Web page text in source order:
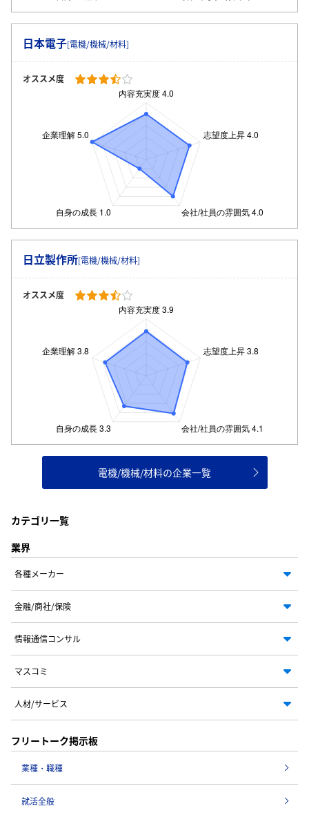
日本電子[電機/機械/材料]
オススメ度
日立製作所[電機/機械/材料]
オススメ度
電機/機械/材料の企業一覧
カテゴリ一覧
業界
各種メーカー
金融/商社/保険
情報通信コンサル
マスコミ
人材/サービス
フリートーク掲示板
業種・職種
就活全般